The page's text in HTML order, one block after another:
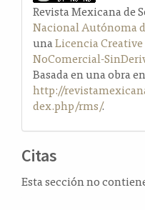
Revista Mexicana de
Nacional Autónoma
unaLicencia
NoComercial-
Basada en una obra en
http://
dex.php/rms/.
Citas
Esta sección no